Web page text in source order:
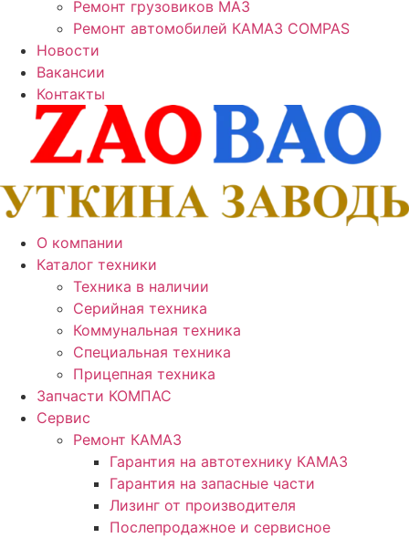
Ремонт грузовиков МАЗ
Ремонт автомобилей КАМАЗ COMPAS
Новости
Вакансии
Контакты
О компании
Каталог техники
Техника в наличии
Серийная техника
Коммунальная техника
Специальная техника
Прицепная техника
Запчасти КОМПАС
Сервис
Ремонт КАМАЗ
Гарантия на автотехнику КАМАЗ
Гарантия на запасные части
Лизинг от производителя
Послепродажное и сервисное